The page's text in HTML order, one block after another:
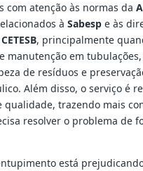
com atenção às normas da
à Sabespe às
CETESB, principalmente
manutenção em
de resíduos e
Além disso, o serviço é
qualidade, trazendo mais
resolver o problema de
está